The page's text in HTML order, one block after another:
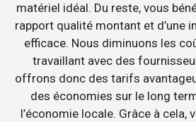
matériel idéal. Du reste, vous
rapport qualité montant et d’une
efficace. Nous diminuons les
travaillant avec des
offrons donc des tarifs
des économies sur le long
l’économie locale. Grâce à cela,